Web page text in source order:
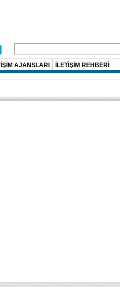
AJANSLARI İLETİŞİM REHBERİ